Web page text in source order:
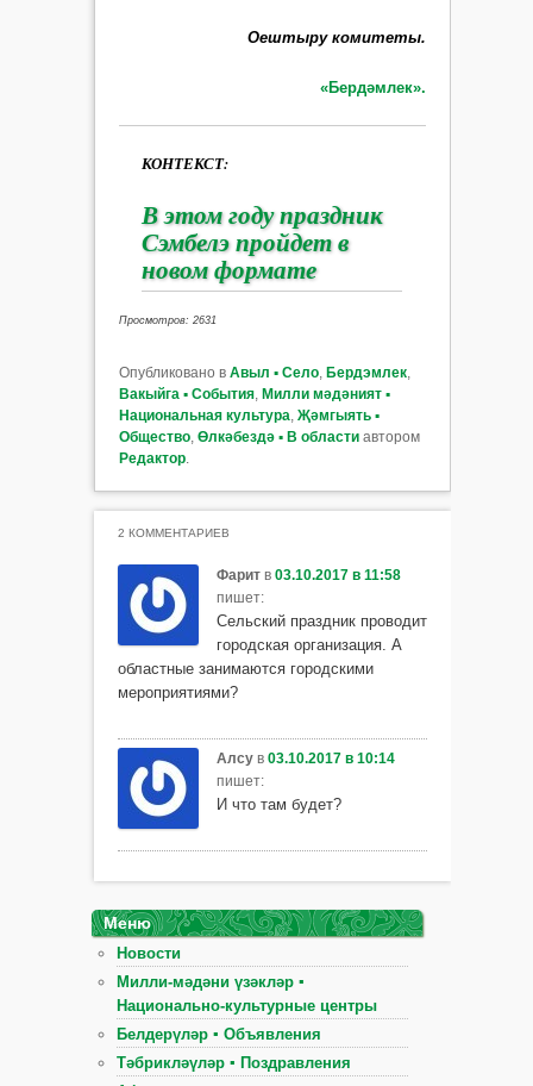
Оештыру комитеты.
«Бердәмлек».
КОНТЕКСТ:
В этом году праздник
Сэмбелэ пройдет в
новом формате
Просмотров: 2631
Опубликовано в Авыл ▪ Село, Бердэмлек,
Вакыйга ▪ События, Милли мәдәният ▪
Национальная культура, Җәмгыять ▪
Общество, Өлкәбездә ▪ В областиавтором
Редактор.
2 КОММЕНТАРИЕВ
Фаритв 03.10.2017 в 11:58
пишет:
Сельский праздник проводит
городская организация. А
областные занимаются городскими
мероприятиями?
Алсув 03.10.2017 в 10:14
пишет:
И что там будет?
Меню
Новости
Милли-мәдәни үзәкләр ▪
Национально-культурные центры
Белдерүләр ▪ Объявления
Тәбрикләүләр ▪ Поздравления